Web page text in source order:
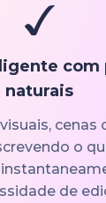
com
naturais
cenas
o
de